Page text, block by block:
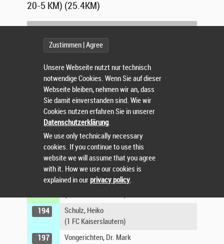
20-5 KM) (25.4KM)
123
Höhn, Joachim
126
Spang, Claudia
1. FC Kaiserslautern
133
Lessmeister, Hardy
1. FC Kaiserslautern
1.FC Kaiserslautern
165
Binoth, Gunther
1. FC Kaiserslautern
170
Scheiring, Oliver
194
Schulz, Heiko
1 FC Kaiserslautern
197
Vongerichten, Dr. Mark
Zustimmen | Agree
Unsere Webseite nutzt nur technisch
notwendige Cookies. Wenn Sie auf dieser
Webseite bleiben, nehmen wir an, dass
Sie damit einverstanden sind. Wie wir
Cookies nutzen erfahren Sie in unserer
Datenschutzerklärung.
We use only technically necessary
cookies. If you continue to use this
website we will assume that you agree
with it. How we use our cookies is
explained in ourprivacy policy.